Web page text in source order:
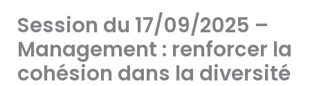
Session du 17/09/2025 –
Management : renforcer la
cohésion dans la diversité